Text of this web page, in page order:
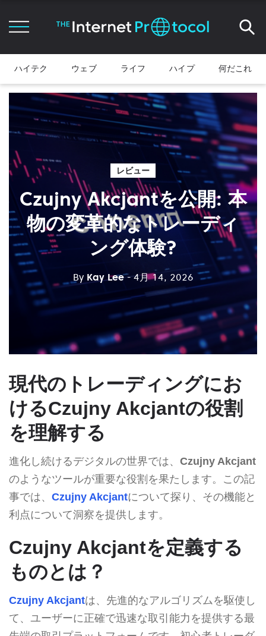
ハイテク ウェブ ライフ ハイプ 何だこれ
レビュー
Czujny Akcjantを公開: 本
物の変革的なトレーディ
ング体験?
By Kay Lee - 4月 14, 2026
現代のトレーディングにお
けるCzujny Akcjantの役割
を理解する
進化し続けるデジタルの世界では、 Czujny Akcjant
のようなツールが重要な役割を果たします。この記
事では、 Czujny Akcjantについて探り、その機能と
利点について洞察を提供します。
Czujny Akcjantを定義する
ものとは？
Czujny Akcjantは、先進的なアルゴリズムを駆使し
て、ユーザーに正確で迅速な取引能力を提供する最